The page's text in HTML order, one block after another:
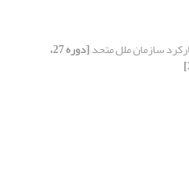
سازمان ملل متحد [دوره 27،